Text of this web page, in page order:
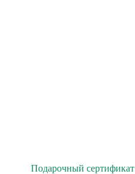
Подарочный сертификат